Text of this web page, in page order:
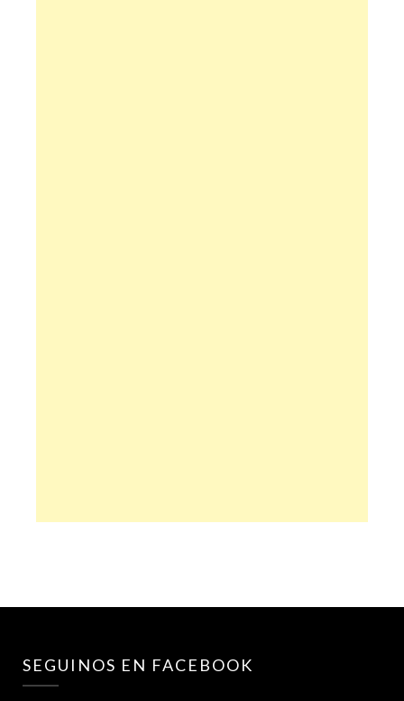
SEGUINOS EN FACEBOOK